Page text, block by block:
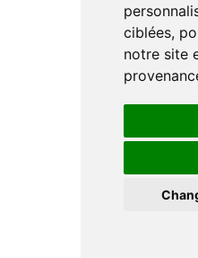
ciblées,
notre site